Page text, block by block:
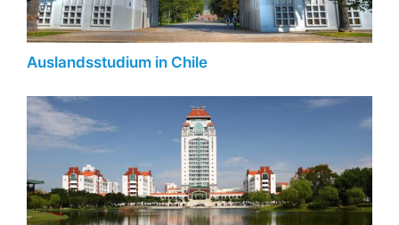
Auslandsstudium in Chile